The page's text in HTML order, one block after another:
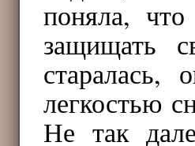
поняла,
защищать
легкостью
Не так